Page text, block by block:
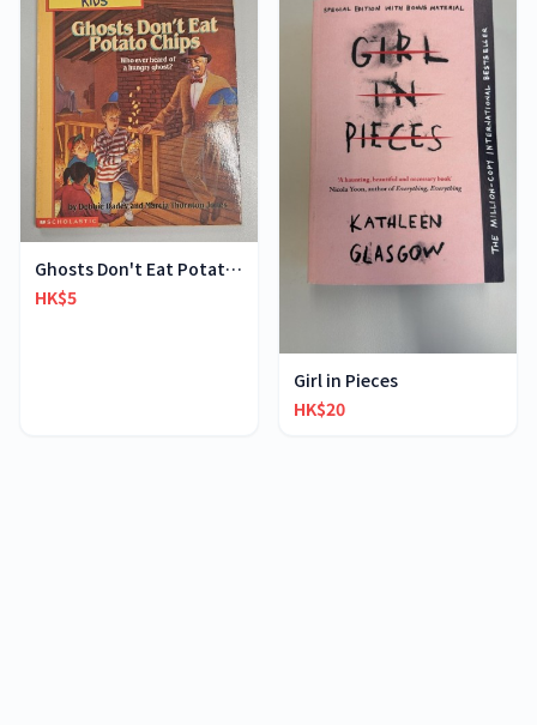
Ghosts Don't Eat Potato Chips
HK$5
Girl in Pieces
HK$20